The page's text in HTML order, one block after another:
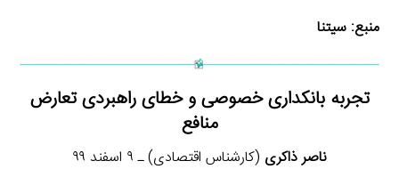
منبع: سیتنا
تجربه بانکداری خصوصی و خطای راهبردی تعارض
منافع
ناصر ذاکری (کارشناس اقتصادی) ـ ۹ اسفند ۹۹